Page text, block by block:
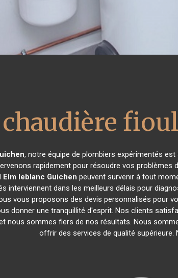
chaudière
, notre équipe de plombiers expérimentés
rapidement pour résoudre vos
leblanc Guichen peuvent survenir à tout
interviennent dans les meilleurs délais pour
vous proposons des devis personnalisés pour
donner une tranquillité d'esprit. Nos clients
nous sommes fiers de nos résultats. Nous
offrir des services de qualité